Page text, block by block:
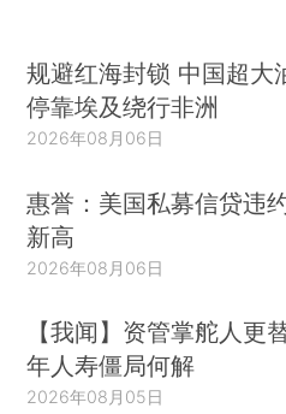
规避红海封锁 中国超大
停靠埃及绕行非洲
2026年08月06日
惠誉：美国私募信贷违
新高
2026年08月06日
【我闻】资管掌舵人更
年人寿僵局何解
2026年08月05日